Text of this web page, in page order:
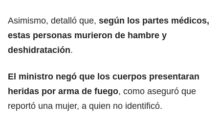
Asimismo, detalló que, según los partes médicos,
estas personas murieron de hambre y
deshidratación.
El ministro negó que los cuerpos presentaran
heridas por arma de fuego, como aseguró que
reportó una mujer, a quien no identificó.